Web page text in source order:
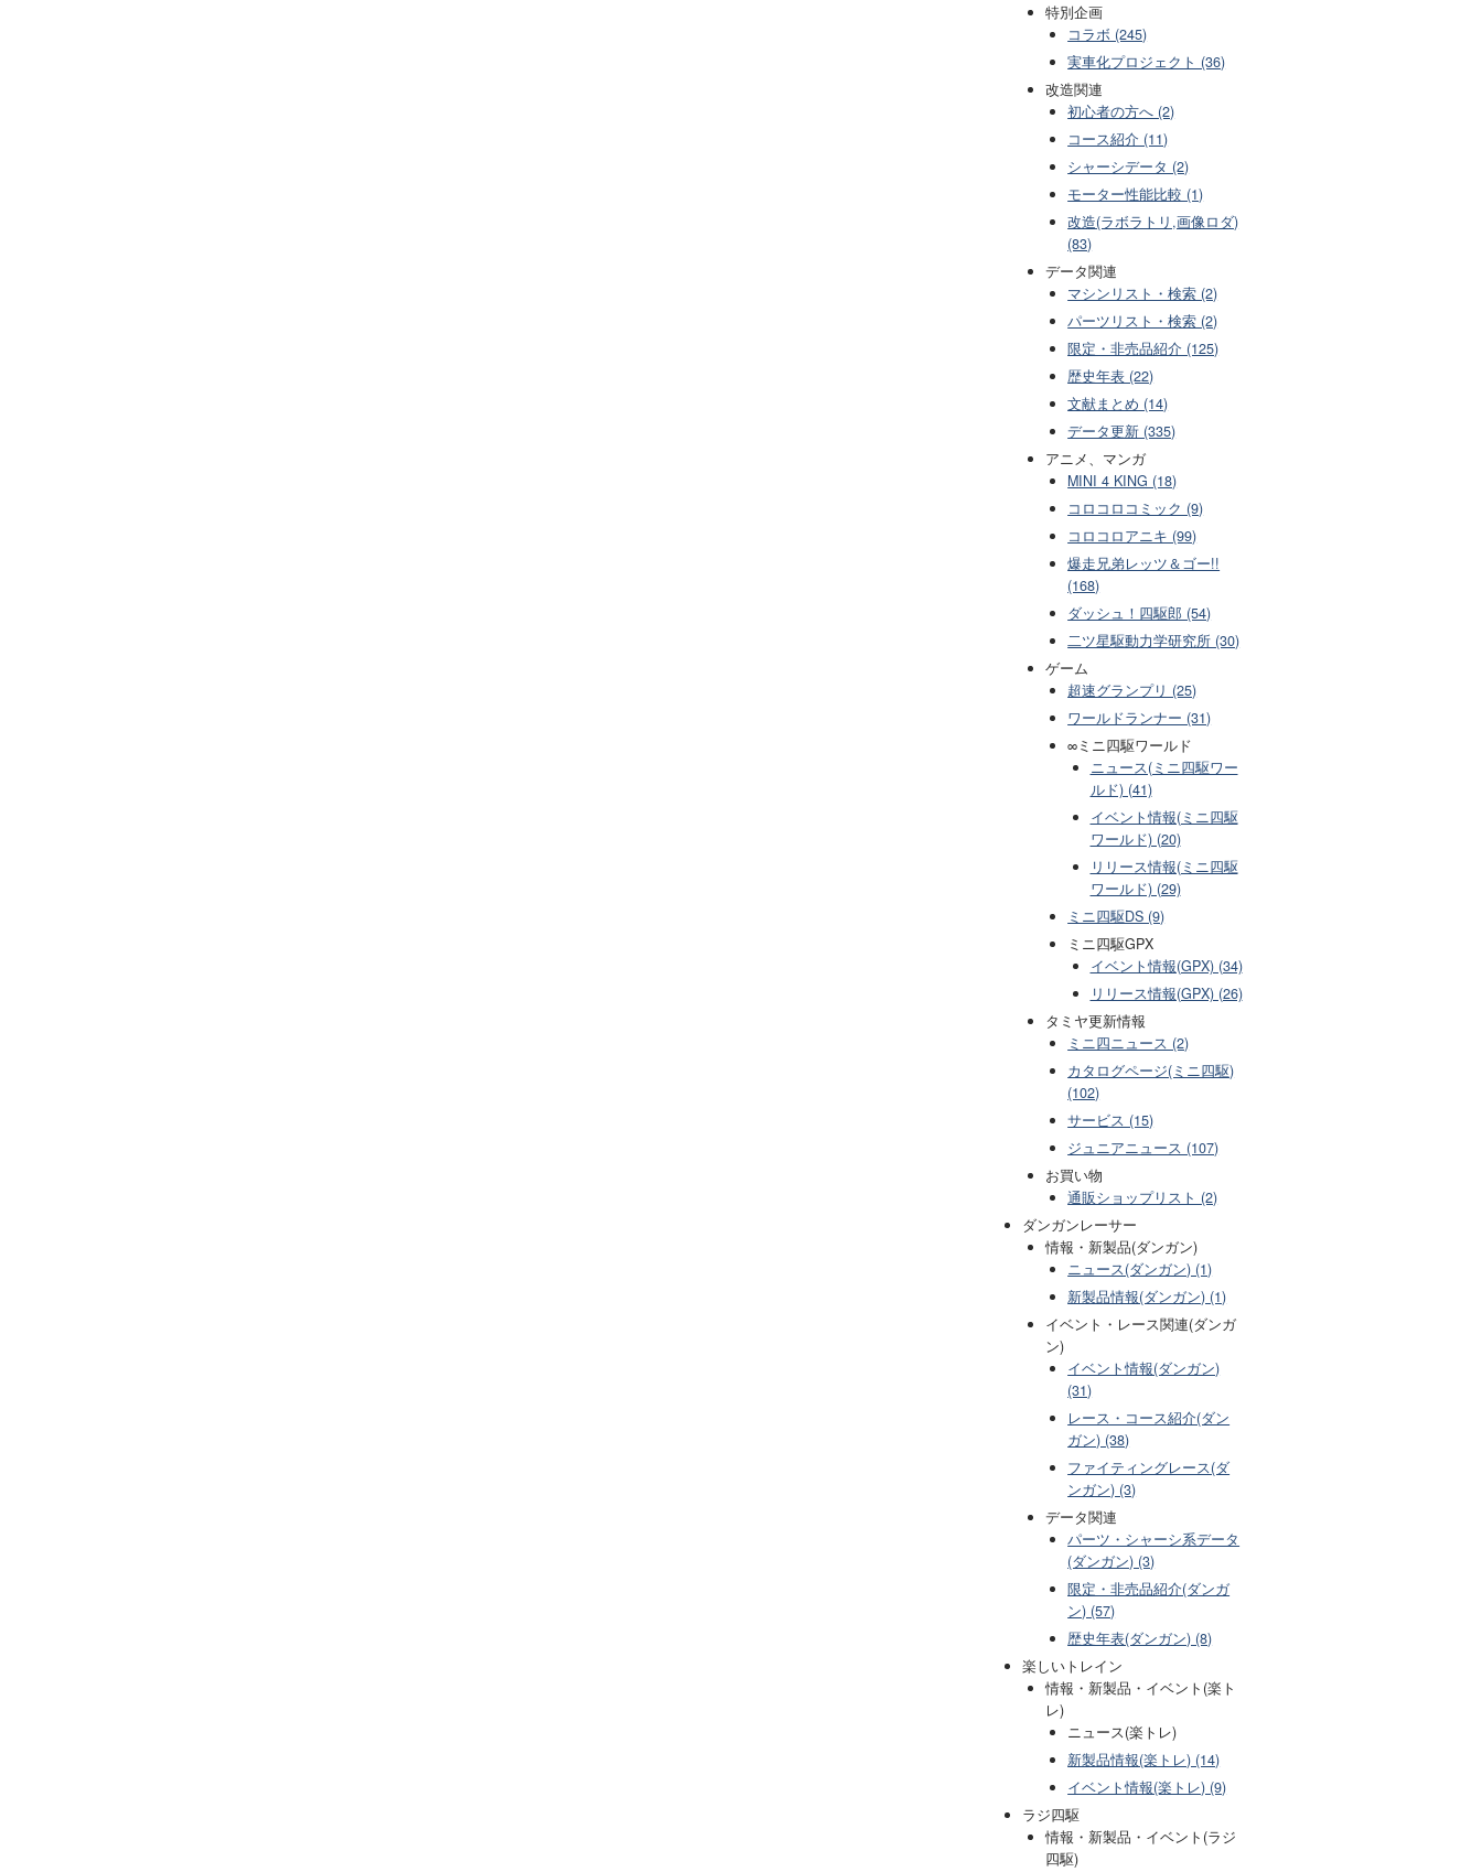
特別企画
コラボ (245)
実車化プロジェクト (36)
改造関連
初心者の方へ (2)
コース紹介 (11)
シャーシデータ (2)
モーター性能比較 (1)
改造(ラボラトリ,画像ロダ)
(83)
データ関連
マシンリスト・検索 (2)
パーツリスト・検索 (2)
限定・非売品紹介 (125)
歴史年表 (22)
文献まとめ (14)
データ更新 (335)
アニメ、マンガ
MINI 4 KING (18)
コロコロコミック (9)
コロコロアニキ (99)
爆走兄弟レッツ＆ゴー!!
(168)
ダッシュ！四駆郎 (54)
二ツ星駆動力学研究所 (30)
ゲーム
超速グランプリ (25)
ワールドランナー (31)
∞ミニ四駆ワールド
ニュース(ミニ四駆ワー
ルド) (41)
イベント情報(ミニ四駆
ワールド) (20)
リリース情報(ミニ四駆
ワールド) (29)
ミニ四駆DS (9)
ミニ四駆GPX
イベント情報(GPX) (34)
リリース情報(GPX) (26)
タミヤ更新情報
ミニ四ニュース (2)
カタログページ(ミニ四駆)
(102)
サービス (15)
ジュニアニュース (107)
お買い物
通販ショップリスト (2)
ダンガンレーサー
情報・新製品(ダンガン)
ニュース(ダンガン) (1)
新製品情報(ダンガン) (1)
イベント・レース関連(ダンガ
ン)
イベント情報(ダンガン)
(31)
レース・コース紹介(ダン
ガン) (38)
ファイティングレース(ダ
ンガン) (3)
データ関連
パーツ・シャーシ系データ
(ダンガン) (3)
限定・非売品紹介(ダンガ
ン) (57)
歴史年表(ダンガン) (8)
楽しいトレイン
情報・新製品・イベント(楽ト
レ)
ニュース(楽トレ)
新製品情報(楽トレ) (14)
イベント情報(楽トレ) (9)
ラジ四駆
情報・新製品・イベント(ラジ
四駆)